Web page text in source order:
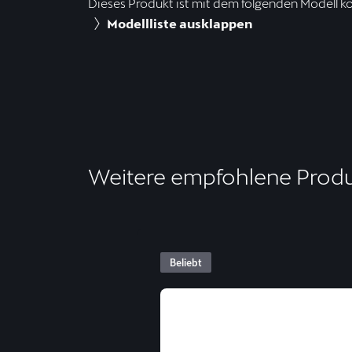
Modellliste ausklappen
Weitere empfohlene
Beliebt